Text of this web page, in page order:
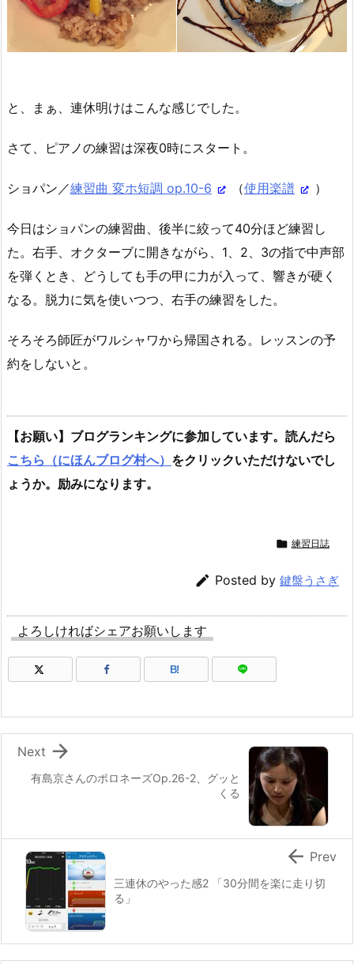
と、まぁ、連休明けはこんな感じでした。
さて、ピアノの練習は深夜0時にスタート。
ショパン／練習曲 変ホ短調 op.10-6 （使用楽譜 ）
今日はショパンの練習曲、後半に絞って40分ほど練習し
た。右手、オクターブに開きながら、1、2、3の指で中声部
を弾くとき、どうしても手の甲に力が入って、響きが硬く
なる。脱力に気を使いつつ、右手の練習をした。
そろそろ師匠がワルシャワから帰国される。レッスンの予
約をしないと。
【お願い】ブログランキングに参加しています。読んだら
こちら（にほんブログ村へ） をクリックいただけないでし
ょうか。励みになります。
 練習日誌
 Posted by 鍵盤うさぎ
よろしければシェアお願いします
B!
有島京さんのポロネーズOp.26-2、グッと
くる

Next
三連休のやった感2 「30分間を楽に走り切
る」
 Prev